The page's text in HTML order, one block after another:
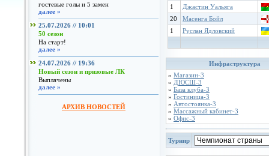
гостевые голы и 5 замен
далее »
25.07.2026 // 10:01
50 сезон
На старт!
далее »
24.07.2026 // 19:36
Новый сезон и призовые ЛК
Выплачены
далее »
АРХИВ НОВОСТЕЙ
1
Джастин Уальяга
20
Масенга Бойл
1
Руслан Ядловский
Инфраструктура
» Магазин-3
» ДЮСШ-3
» База клуба-3
» Гостиница-3
» Автостоянка-3
» Массажный кабинет-3
» Офис-3
Турнир